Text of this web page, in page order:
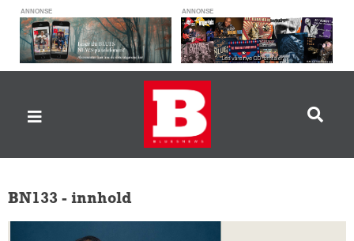
ANNONSE ANNONSE
BN133 - innhold